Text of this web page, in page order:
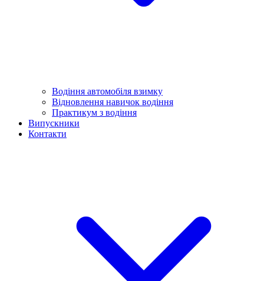
Водіння автомобіля взимку
Відновлення навичок водіння
Практикум з водіння
Випускники
Контакти